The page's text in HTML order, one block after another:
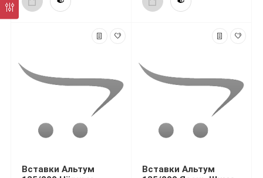
Вставки Альтум
Вставки Альтум